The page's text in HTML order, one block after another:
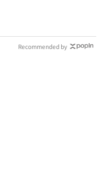
Recommended by